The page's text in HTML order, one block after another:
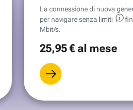
La connessione di nuova
per navigare senza limiti
Mbit/s.
25,95 €al mese